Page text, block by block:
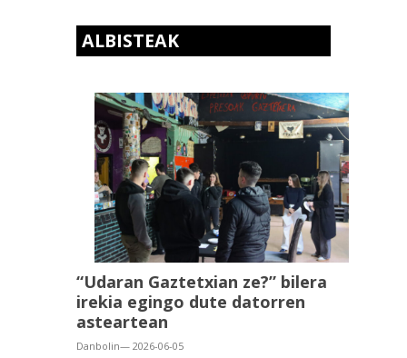
ALBISTEAK
“Udaran Gaztetxian ze?” bilera
irekia egingo dute datorren
asteartean
Danbolin— 2026-06-05